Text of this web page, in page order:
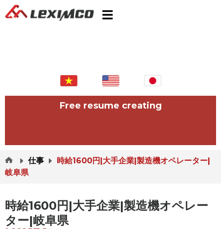
Free resume creating
仕事
時給1600円|大手企業|製造機オペレーター|
岐阜県
時給1600円|大手企業|製造機オペレー
ター|岐阜県